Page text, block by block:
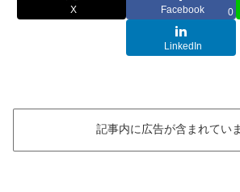
X Facebook 0
LinkedIn
記事内に広告が含まれてい